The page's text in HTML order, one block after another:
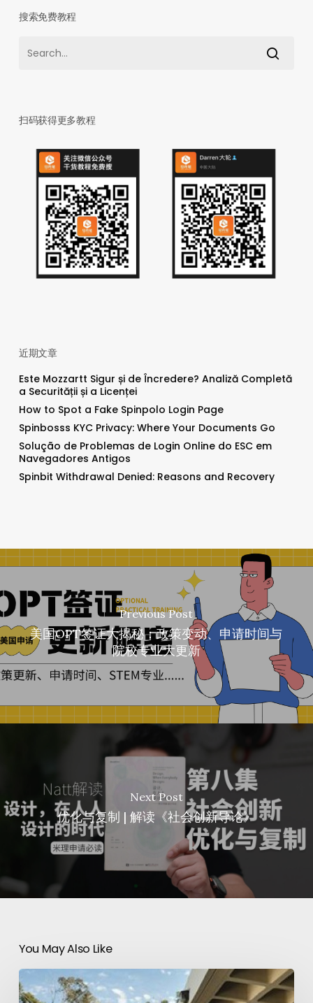
搜索免费教程
扫码获得更多教程
近期文章
Este Mozzartt Sigur și de Încredere? Analiză Completă
a Securității și a Licenței
How to Spot a Fake Spinpolo Login Page
Spinbosss KYC Privacy: Where Your Documents Go
Solução de Problemas de Login Online do ESC em
Navegadores Antigos
Spinbit Withdrawal Denied: Reasons and Recovery
Previous Post
美国OPT签证大揭秘：政策变动、申请时间与
院校专业大更新
Next Post
优化与复制 | 解读《社会创新导论》
You May Also Like